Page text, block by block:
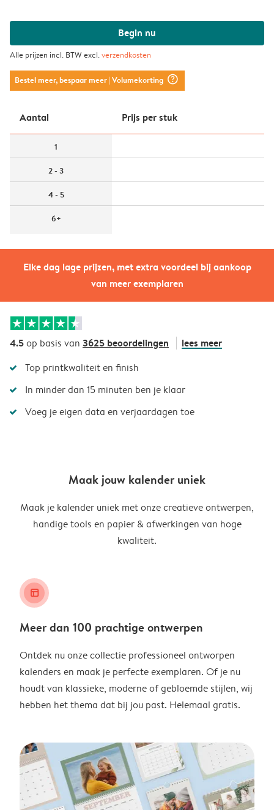
Elke dag lage prijzen, met extra voordeel bij aankoop
van meer exemplaren
Begin nu
Alle prijzen incl. BTW excl.verzendkosten
Bestel meer, bespaar meer| Volumekorting question_mark_circle
Aantal Prijs per stuk
1
2 - 3
4 - 5
6+
4.5op basis van 3625 beoordelingen lees meer
Top printkwaliteit en finish
In minder dan 15 minuten ben je klaar
Voeg je eigen data en verjaardagen toe
Maak jouw kalender uniek
Maak je kalender uniek met onze creatieve ontwerpen,
handige tools en papier & afwerkingen van hoge
kwaliteit.
layout_alt
Meer dan 100 prachtige ontwerpen
Ontdek nu onze collectie professioneel ontworpen
kalenders en maak je perfecte exemplaren. Of je nu
houdt van klassieke, moderne of gebloemde stijlen, wij
hebben het thema dat bij jou past. Helemaal gratis.